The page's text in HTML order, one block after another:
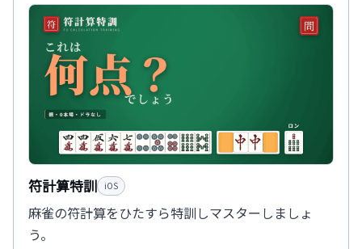
符計算特訓 iOS
麻雀の符計算をひたすら特訓しマスターしましょ
う。